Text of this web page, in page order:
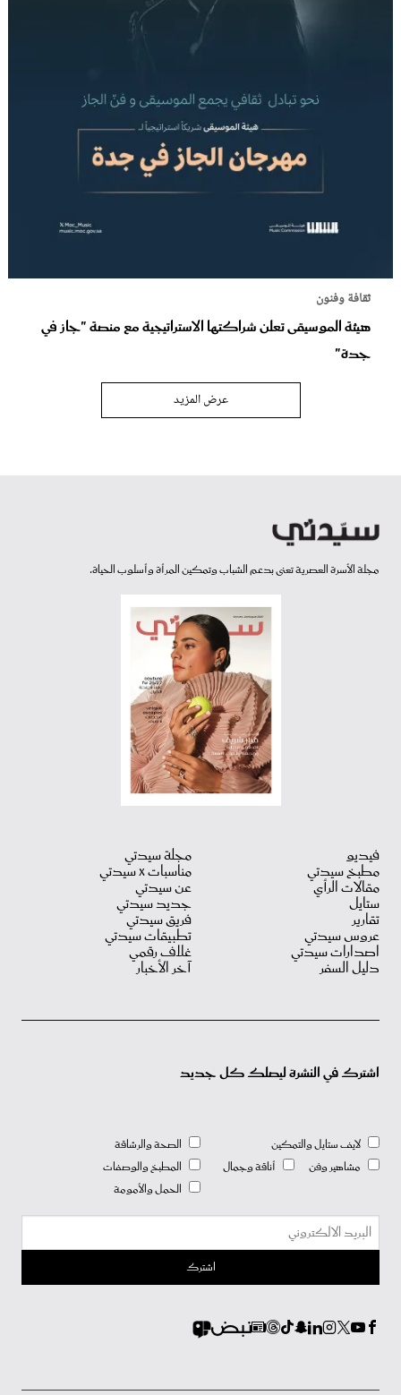
ثقافة وفنون
هيئة الموسيقى تعلن شراكتها الاستراتيجية مع منصة "جاز في
جدة"
عرض المزيد
مجلة الأسرة العصرية تعنى بدعم الشباب وتمكين المرأة وأسلوب الحياة.
فيديو
مطبخ سيدتي
مقالات الرأي
ستايل
تقارير
عروس سيدتي
اصدارات سيدتي
دليل السفر
مجلة سيدتي
مناسبات X سيدتي
عن سيدتي
جديد سيدتي
فريق سيدتي
تطبيقات سيدتي
غلاف رقمي
آخر الأخبار
اشترك في النشرة ليصلك كل جديد
لايف ستايل والتمكين
مشاهير وفن
أناقة وجمال
الصحة والرشاقة
المطبخ والوصفات
الحمل والأمومة